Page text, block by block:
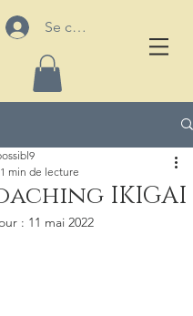
Se connecter
IKIGAI
1 min de lecture
: 11 mai 2022